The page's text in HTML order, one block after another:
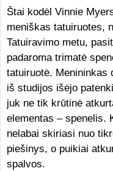
Štai kodėl Vinnie
meniškas tatuiruotes,
Tatuiravimo metu,
padaroma trimatė
tatuiruotė. Menininkas
iš studijos išėjo
juk ne tik krūtinė
elementas – spenelis.
nelabai skiriasi nuo
piešinys, o puikiai
spalvos.